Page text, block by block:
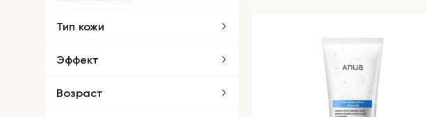
Тип кожи
Эффект
Возраст